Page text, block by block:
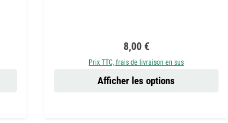
Prix régulier :
8,00 €
Prix TTC, frais de livraison en sus
Afficher les options